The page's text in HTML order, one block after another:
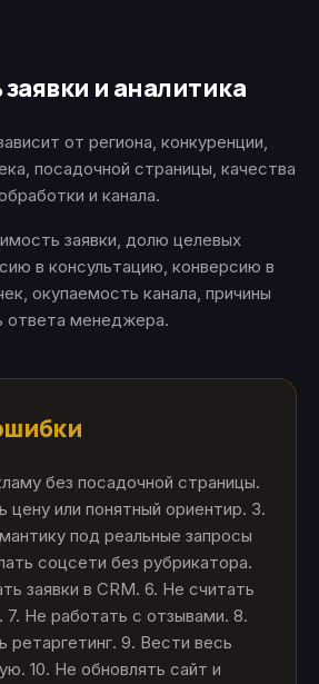
и аналитика
от региона, конкуренции,
посадочной страницы, качества
и канала.
заявки, долю целевых
в консультацию, конверсию в
окупаемость канала, причины
ответа менеджера.
без посадочной страницы.
цену или понятный ориентир. 3.
под реальные запросы
соцсети без рубрикатора.
заявки в CRM. 6. Не считать
7. Не работать с отзывами. 8.
ретаргетинг. 9. Вести весь
10. Не обновлять сайт и